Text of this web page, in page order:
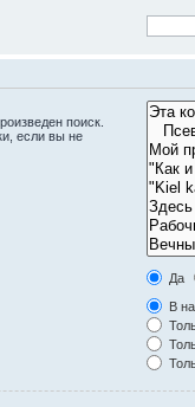
поиск.
если вы не
Да
В